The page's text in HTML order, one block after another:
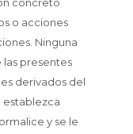
o acciones
Ninguna
las presentes
derivados del
establezca
y se le